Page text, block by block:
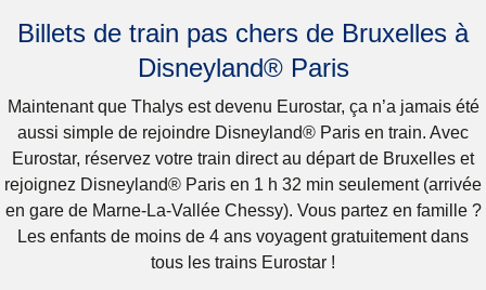
Billets de train pas chers de Bruxelles à
Disneyland® Paris
Maintenant que Thalys est devenu Eurostar, ça n’a jamais été
aussi simple de rejoindre Disneyland® Paris en train. Avec
Eurostar, réservez votre train direct au départ de Bruxelles et
rejoignez Disneyland® Paris en 1 h 32 min seulement (arrivée
en gare de Marne-La-Vallée Chessy). Vous partez en famille ?
Les enfants de moins de 4 ans voyagent gratuitement dans
tous les trains Eurostar !